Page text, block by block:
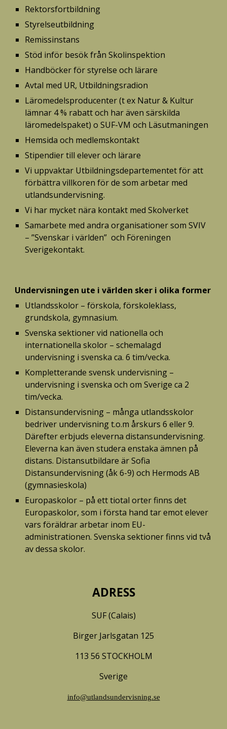
Rektorsfortbildning
Styrelseutbildning
Remissinstans
Stöd inför besök från Skolinspektion
Handböcker för styrelse och lärare
Avtal med UR, Utbildningsradion
Läromedelsproducenter (t ex Natur & Kultur
lämnar 4 % rabatt och har även särskilda
läromedelspaket) o SUF-VM och Läsutmaningen
Hemsida och medlemskontakt
Stipendier till elever och lärare
Vi uppvaktar Utbildningsdepartementet för att
förbättra villkoren för de som arbetar med
utlandsundervisning.
Vi har mycket nära kontakt med Skolverket
Samarbete med andra organisationer som SVIV
– ”Svenskar i världen”  och Föreningen
Sverigekontakt.
Undervisningen ute i världen sker i olika former
Utlandsskolor – förskola, förskoleklass,
grundskola, gymnasium.
Svenska sektioner vid nationella och
internationella skolor – schemalagd
undervisning i svenska ca. 6 tim/vecka.
Kompletterande svensk undervisning –
undervisning i svenska och om Sverige ca 2
tim/vecka.
Distansundervisning – många utlandsskolor
bedriver undervisning t.o.m årskurs 6 eller 9.
Därefter erbjuds eleverna distansundervisning.
Eleverna kan även studera enstaka ämnen på
distans. Distansutbildare är Sofia
Distansundervisning (åk 6-9) och Hermods AB
(gymnasieskola)
Europaskolor – på ett tiotal orter finns det
Europaskolor, som i första hand tar emot elever
vars föräldrar arbetar inom EU-
administrationen. Svenska sektioner finns vid två
av dessa skolor.
ADRESS
SUF (Calais)
Birger Jarlsgatan 125
113 56 STOCKHOLM
Sverige
info@utlandsundervisning.se